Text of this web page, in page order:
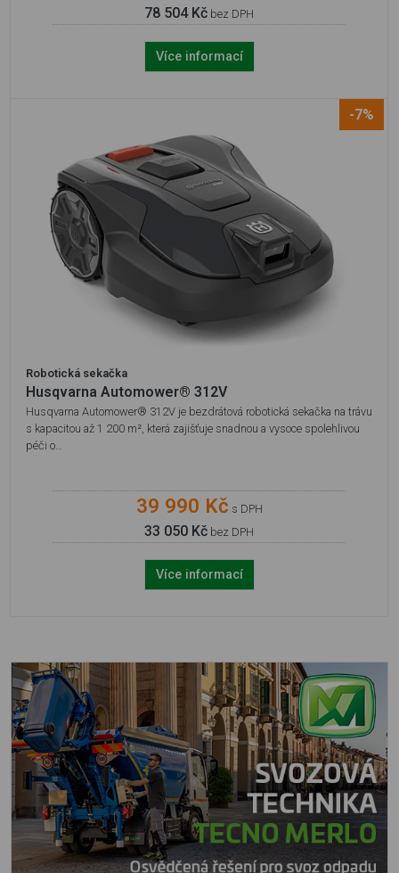
78 504 Kč bez DPH
Více informací
-7%
Robotická sekačka
Husqvarna Automower® 312V
Husqvarna Automower® 312V je bezdrátová robotická sekačka na trávu
s kapacitou až 1 200 m², která zajišťuje snadnou a vysoce spolehlivou
péči o…
39 990 Kč s DPH
33 050 Kč bez DPH
Více informací